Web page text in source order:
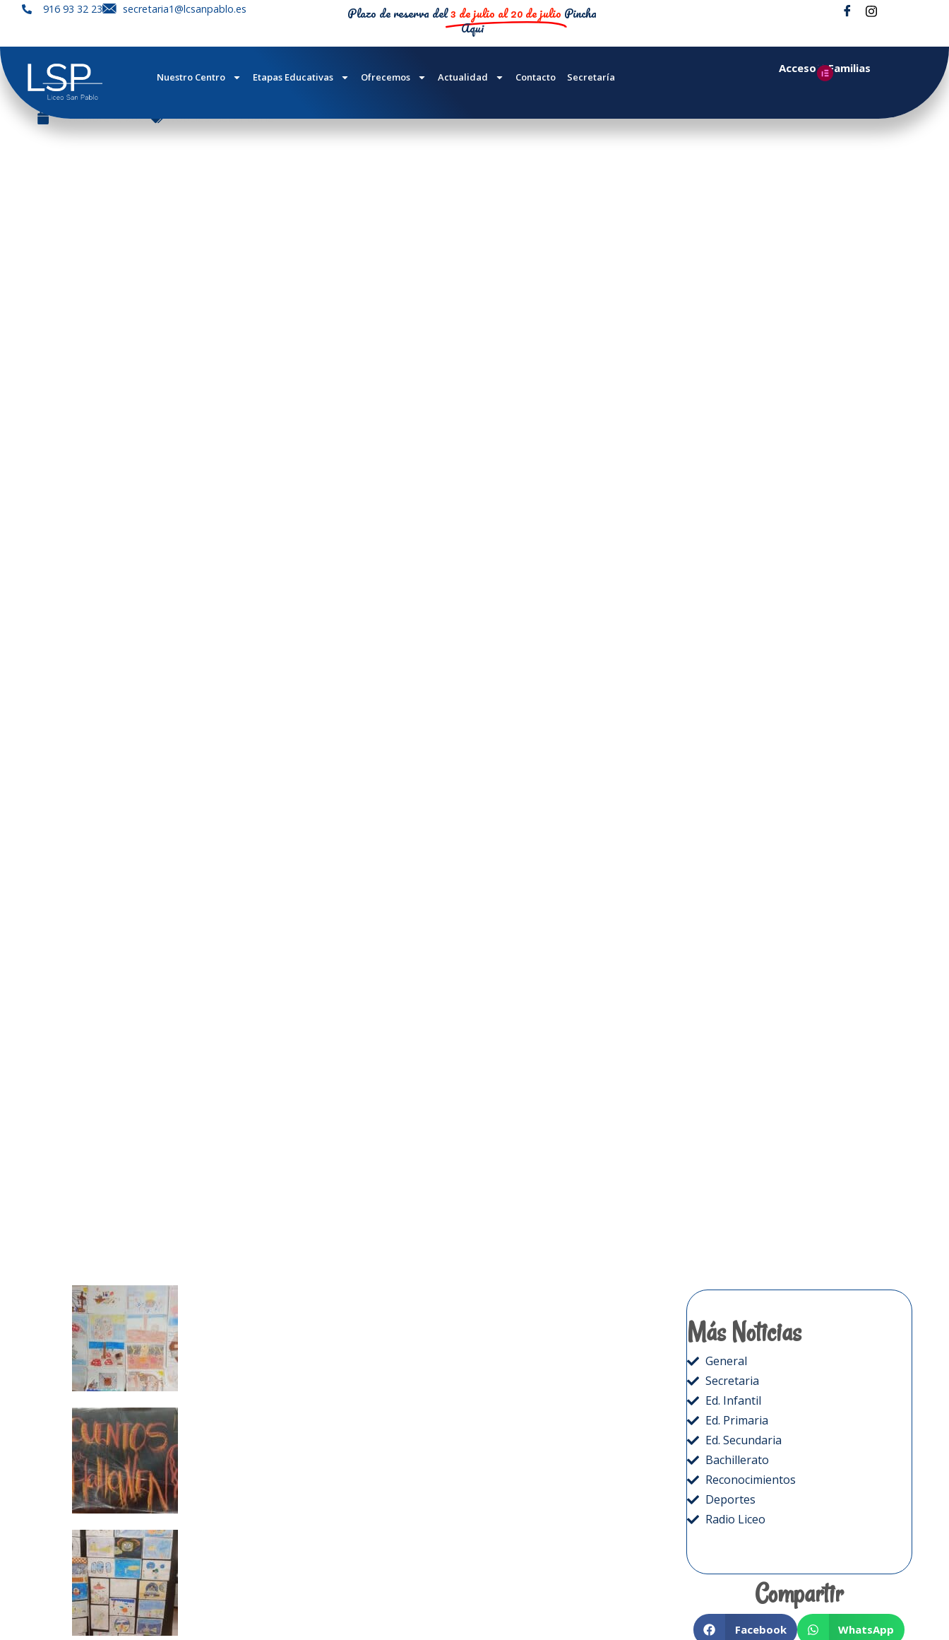
916 93 32 23 secretaria1@lcsanpablo.es Plazo de reserva del3 de julio al 20 de julio Pincha
Aqui
Nuestro Centro Etapas Educativas Ofrecemos Actualidad Contacto Secretaría
Acceso a Familias
HALLOWEEN – ESO
noviembre 4, 2025 Noticias,Secundaria
Más Noticias
General
Secretaria
Ed. Infantil
Ed. Primaria
Ed. Secundaria
Bachillerato
Reconocimientos
Deportes
Radio Liceo
Compartir
Facebook WhatsApp